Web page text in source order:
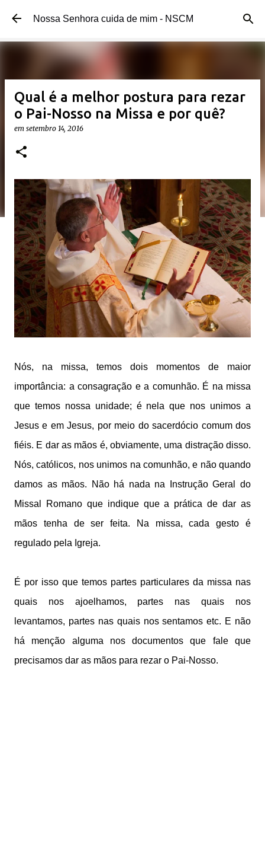
Pular para o conteúdo principal
Nossa Senhora cuida de mim - NSCM
Qual é a melhor postura para rezar
o Pai-Nosso na Missa e por quê?
em setembro 14, 2016
Nós, na missa, temos dois momentos de maior
importância: a consagração e a comunhão. É na missa
que temos nossa unidade; é nela que nos unimos a
Jesus e em Jesus, por meio do sacerdócio comum dos
fiéis. E dar as mãos é, obviamente, uma distração disso.
Nós, católicos, nos unimos na comunhão, e não quando
damos as mãos. Não há nada na Instrução Geral do
Missal Romano que indique que a prática de dar as
mãos tenha de ser feita. Na missa, cada gesto é
regulado pela Igreja.
É por isso que temos partes particulares da missa nas
quais nos ajoelhamos, partes nas quais nos
levantamos, partes nas quais nos sentamos etc. E não
há menção alguma nos documentos que fale que
precisamos dar as mãos para rezar o Pai-Nosso.